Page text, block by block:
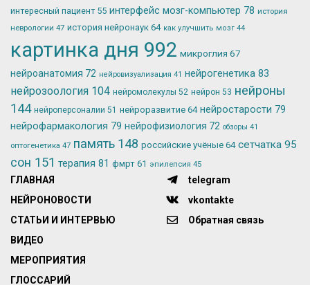
интересный пациент 55 интерфейс мозг-компьютер 78 история
неврологии 47 история нейронаук 64 как улучшить мозг 44
картинка дня 992 микроглия 67
нейроанатомия 72 нейровизуализация 41 нейрогенетика 83
нейрозоология 104 нейромолекулы 52 нейрон 53 нейроны
144 нейроперсоналии 51 нейроразвитие 64 нейростарости 79
нейрофармакология 79 нейрофизиология 72 обзоры 41
оптогенетика 47 память 148 российские учёные 64 сетчатка 95
сон 151 терапия 81 фмрт 61 эпилепсия 45
ГЛАВНАЯ
НЕЙРОНОВОСТИ
СТАТЬИ И ИНТЕРВЬЮ
ВИДЕО
МЕРОПРИЯТИЯ
ГЛОССАРИЙ
telegram
vkontakte
Обратная связь